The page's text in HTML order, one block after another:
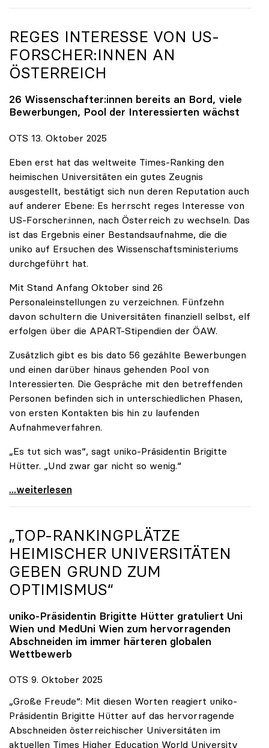
REGES INTERESSE VON US-
FORSCHER:INNEN AN
ÖSTERREICH
26 Wissenschafter:innen bereits an Bord, viele
Bewerbungen, Pool der Interessierten wächst
OTS 13. Oktober 2025
Eben erst hat das weltweite Times-Ranking den
heimischen Universitäten ein gutes Zeugnis
ausgestellt, bestätigt sich nun deren Reputation auch
auf anderer Ebene: Es herrscht reges Interesse von
US-Forscher:innen, nach Österreich zu wechseln. Das
ist das Ergebnis einer Bestandsaufnahme, die die
uniko auf Ersuchen des Wissenschaftsministeriums
durchgeführt hat.
Mit Stand Anfang Oktober sind 26
Personaleinstellungen zu verzeichnen. Fünfzehn
davon schultern die Universitäten finanziell selbst, elf
erfolgen über die APART-Stipendien der ÖAW.
Zusätzlich gibt es bis dato 56 gezählte Bewerbungen
und einen darüber hinaus gehenden Pool von
Interessierten. Die Gespräche mit den betreffenden
Personen befinden sich in unterschiedlichen Phasen,
von ersten Kontakten bis hin zu laufenden
Aufnahmeverfahren.
„Es tut sich was“, sagt uniko-Präsidentin Brigitte
Hütter. „Und zwar gar nicht so wenig.“
Reges Interesse von US-Forscher:innen an
...weiterlesen
„TOP-RANKINGPLÄTZE
HEIMISCHER UNIVERSITÄTEN
GEBEN GRUND ZUM
OPTIMISMUS“
uniko-Präsidentin Brigitte Hütter gratuliert Uni
Wien und MedUni Wien zum hervorragenden
Abschneiden im immer härteren globalen
Wettbewerb
OTS 9. Oktober 2025
„Große Freude“: Mit diesen Worten reagiert uniko-
Präsidentin Brigitte Hütter auf das hervorragende
Abschneiden österreichischer Universitäten im
aktuellen Times Higher Education World University